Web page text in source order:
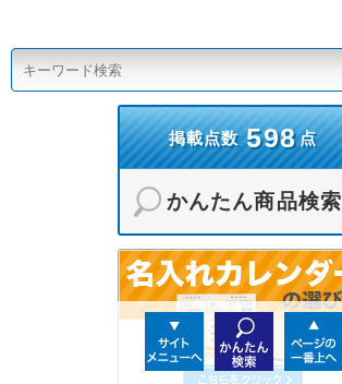
掲載点数 598点
かんたん商品検索